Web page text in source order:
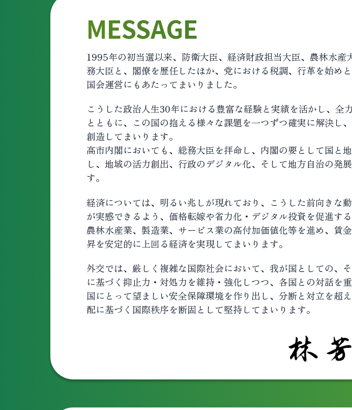
MESSAGE
1995年の初当選以来、防衛大臣、経済財政担当大臣、農林水
務大臣と、閣僚を歴任したほか、党における税調、行革を始め
国会運営にもあたってまいりました。
こうした政治人生30年における豊富な経験と実績を活かし、全
とともに、この国の抱える様々な課題を一つずつ確実に解決し
創造してまいります。
高市内閣においても、総務大臣を拝命し、内閣の要として国と
し、地域の活力創出、行政のデジタル化、そして地方自治の発
す。
経済については、明るい兆しが現れており、こうした前向きな
が実感できるよう、価格転嫁や省力化・デジタル投資を促進す
農林水産業、製造業、サービス業の高付加価値化等を進め、賃
昇を安定的に上回る経済を実現してまいります。
外交では、厳しく複雑な国際社会において、我が国としての、
に基づく抑止力・対処力を維持・強化しつつ、各国との対話を
国にとって望ましい安全保障環境を作り出し、分断と対立を超
配に基づく国際秩序を断固として堅持してまいります。